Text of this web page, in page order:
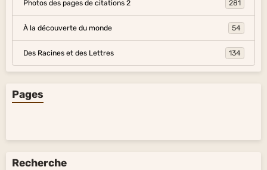
Photos des pages de citations 2 281
À la découverte du monde 54
Des Racines et des Lettres 134
Pages
Recherche